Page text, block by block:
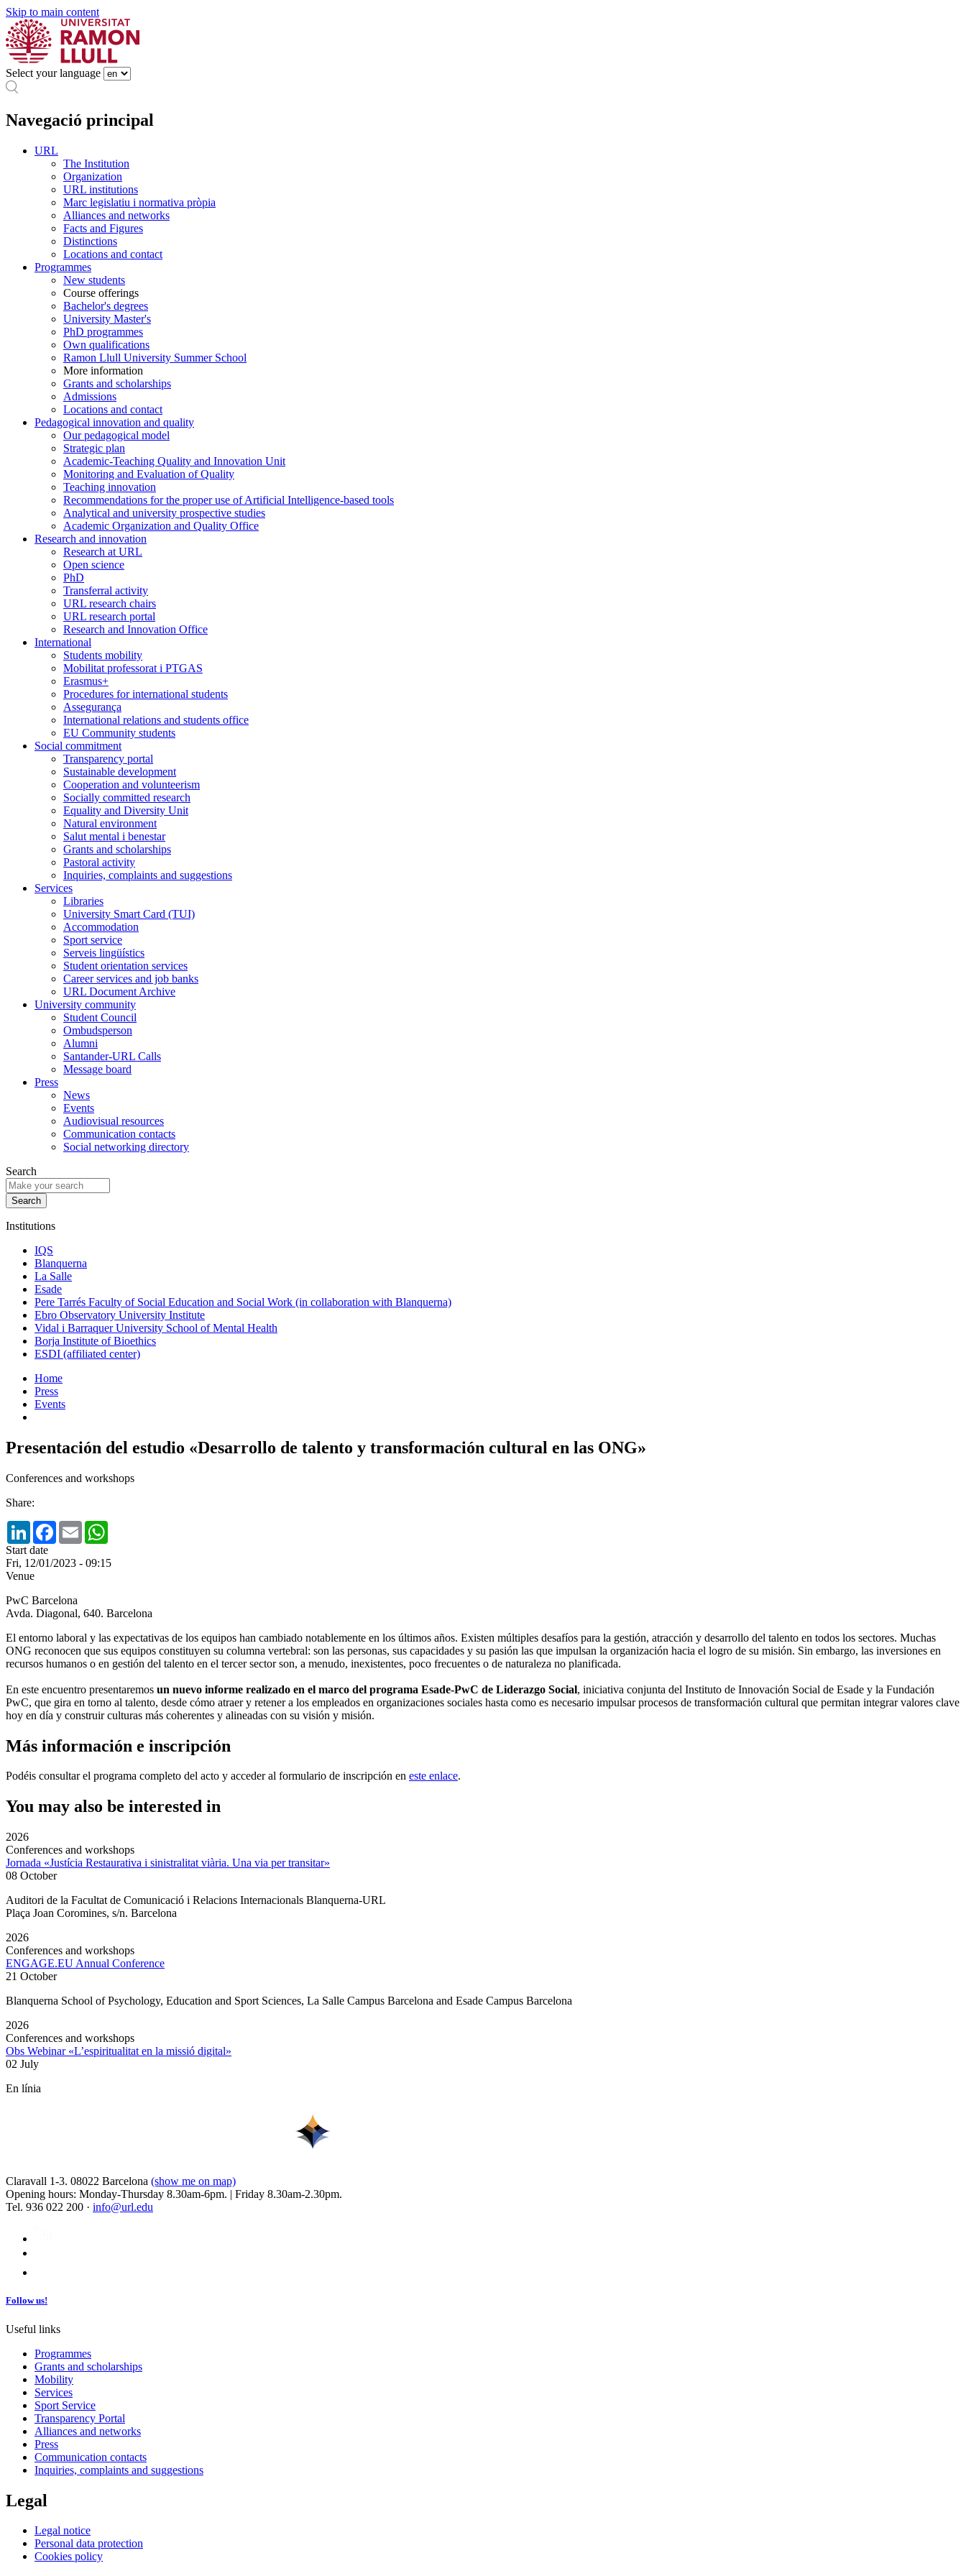
Skip to main content
Select your language
Navegació principal
URL
The Institution
Organization
URL institutions
Marc legislatiu i normativa pròpia
Alliances and networks
Facts and Figures
Distinctions
Locations and contact
Programmes
New students
Course offerings
Bachelor's degrees
University Master's
PhD programmes
Own qualifications
Ramon Llull University Summer School
More information
Grants and scholarships
Admissions
Locations and contact
Pedagogical innovation and quality
Our pedagogical model
Strategic plan
Academic-Teaching Quality and Innovation Unit
Monitoring and Evaluation of Quality
Teaching innovation
Recommendations for the proper use of Artificial Intelligence-based tools
Analytical and university prospective studies
Academic Organization and Quality Office
Research and innovation
Research at URL
Open science
PhD
Transferral activity
URL research chairs
URL research portal
Research and Innovation Office
International
Students mobility
Mobilitat professorat i PTGAS
Erasmus+
Procedures for international students
Assegurança
International relations and students office
EU Community students
Social commitment
Transparency portal
Sustainable development
Cooperation and volunteerism
Socially committed research
Equality and Diversity Unit
Natural environment
Salut mental i benestar
Grants and scholarships
Pastoral activity
Inquiries, complaints and suggestions
Services
Libraries
University Smart Card (TUI)
Accommodation
Sport service
Serveis lingüístics
Student orientation services
Career services and job banks
URL Document Archive
University community
Student Council
Ombudsperson
Alumni
Santander-URL Calls
Message board
Press
News
Events
Audiovisual resources
Communication contacts
Social networking directory
Search
Institutions
IQS
Blanquerna
La Salle
Esade
Pere Tarrés Faculty of Social Education and Social Work (in collaboration with Blanquerna)
Ebro Observatory University Institute
Vidal i Barraquer University School of Mental Health
Borja Institute of Bioethics
ESDI (affiliated center)
Home
Press
Events
Presentación del estudio «Desarrollo de talento y transformación cultural en las ONG»
Conferences and workshops
Share:
LinkedInFacebook
Email
Start date
Fri, 12/01/2023 - 09:15
Venue
PwC Barcelona
Avda. Diagonal, 640. Barcelona
El entorno laboral y las expectativas de los equipos han cambiado notablemente en los últimos años. Existen múltiples desafíos para la gestión, atracción y desarrollo del talento en todos los sectores. Muchas
ONG reconocen que sus equipos constituyen su columna vertebral: son las personas, sus capacidades y su pasión las que impulsan la organización hacia el logro de su misión. Sin embargo, las inversiones en
recursos humanos o en gestión del talento en el tercer sector son, a menudo, inexistentes, poco frecuentes o de naturaleza no planificada.
En este encuentro presentaremos un nuevo informe realizado en el marco del programa Esade-PwC de Liderazgo Social, iniciativa conjunta del Instituto de Innovación Social de Esade y la Fundación
PwC, que gira en torno al talento, desde cómo atraer y retener a los empleados en organizaciones sociales hasta como es necesario impulsar procesos de transformación cultural que permitan integrar valores clave
hoy en día y construir culturas más coherentes y alineadas con su visión y misión.
Más información e inscripción
Podéis consultar el programa completo del acto y acceder al formulario de inscripción en este enlace.
You may also be interested in
2026
Conferences and workshops
Jornada «Justícia Restaurativa i sinistralitat viària. Una via per transitar»
08 October
Auditori de la Facultat de Comunicació i Relacions Internacionals Blanquerna-URL
Plaça Joan Coromines, s/n. Barcelona
2026
Conferences and workshops
ENGAGE.EU Annual Conference
21 October
Blanquerna School of Psychology, Education and Sport Sciences, La Salle Campus Barcelona and Esade Campus Barcelona
2026
Conferences and workshops
Obs Webinar «L’espiritualitat en la missió digital»
02 July
En línia
Claravall 1-3. 08022 Barcelona (show me on map)
Opening hours: Monday-Thursday 8.30am-6pm. | Friday 8.30am-2.30pm.
Tel. 936 022 200 · info@url.edu
Follow us!
Useful links
Programmes
Grants and scholarships
Mobility
Services
Sport Service
Transparency Portal
Alliances and networks
Press
Communication contacts
Inquiries, complaints and suggestions
Legal
Legal notice
Personal data protection
Cookies policy